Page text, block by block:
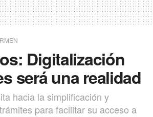
Digitalización
será una realidad
hacia la simplificación y
para facilitar su acceso a